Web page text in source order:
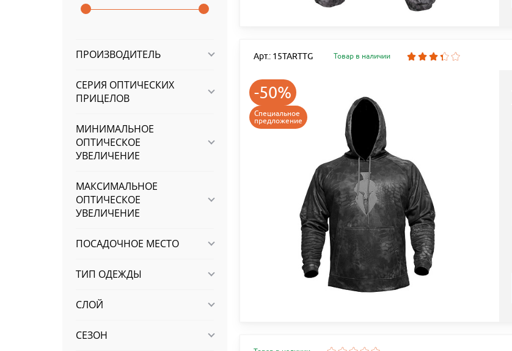
ПРОИЗВОДИТЕЛЬ
СЕРИЯ ОПТИЧЕСКИХ
ПРИЦЕЛОВ
МИНИМАЛЬНОЕ
ОПТИЧЕСКОЕ
УВЕЛИЧЕНИЕ
МАКСИМАЛЬНОЕ
ОПТИЧЕСКОЕ
УВЕЛИЧЕНИЕ
ПОСАДОЧНОЕ МЕСТО
ТИП ОДЕЖДЫ
СЛОЙ
СЕЗОН
Арт.: 15TARTTG Товар в наличии
-50%
Специальное
предложение